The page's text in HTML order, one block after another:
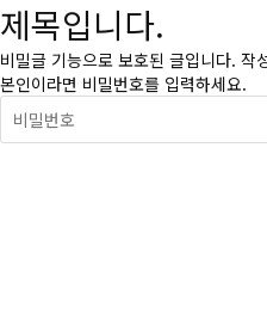
제목입니다.
비밀글 기능으로 보호된 글입니다. 작
본인이라면 비밀번호를 입력하세요.